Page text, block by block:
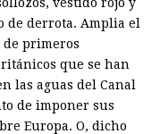
de derrota. Amplia el
primeros
que se han
las aguas del Canal
de imponer sus
Europa. O, dicho